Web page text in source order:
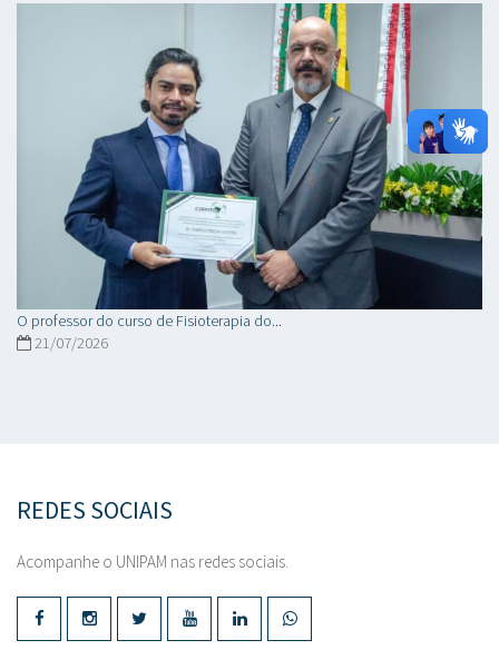
O professor do curso de Fisioterapia do...
21/07/2026
REDES SOCIAIS
Acompanhe o UNIPAM nas redes sociais.